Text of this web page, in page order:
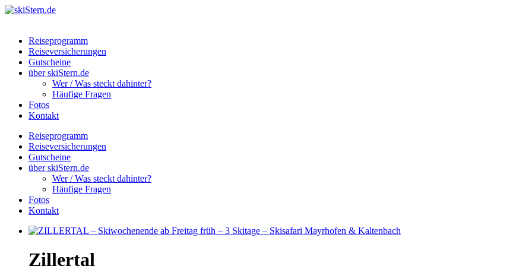
Reiseprogramm
Reiseversicherungen
Gutscheine
über skiStern.de
Wer / Was steckt dahinter?
Häufige Fragen
Fotos
Kontakt
Reiseprogramm
Reiseversicherungen
Gutscheine
über skiStern.de
Wer / Was steckt dahinter?
Häufige Fragen
Fotos
Kontakt
Zillertal